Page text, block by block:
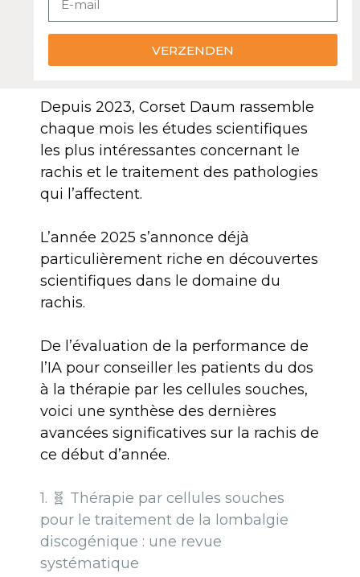
VERZENDEN
Depuis 2023, Corset Daum rassemble
chaque mois les études scientifiques
les plus intéressantes concernant le
rachis et le traitement des pathologies
qui l’affectent.
L’année 2025 s’annonce déjà
particulièrement riche en découvertes
scientifiques dans le domaine du
rachis.
De l’évaluation de la performance de
l’IA pour conseiller les patients du dos
à la thérapie par les cellules souches,
voici une synthèse des dernières
avancées significatives sur la rachis de
ce début d’année.
1. 🧬 Thérapie par cellules souches
pour le traitement de la lombalgie
discogénique : une revue
systématique